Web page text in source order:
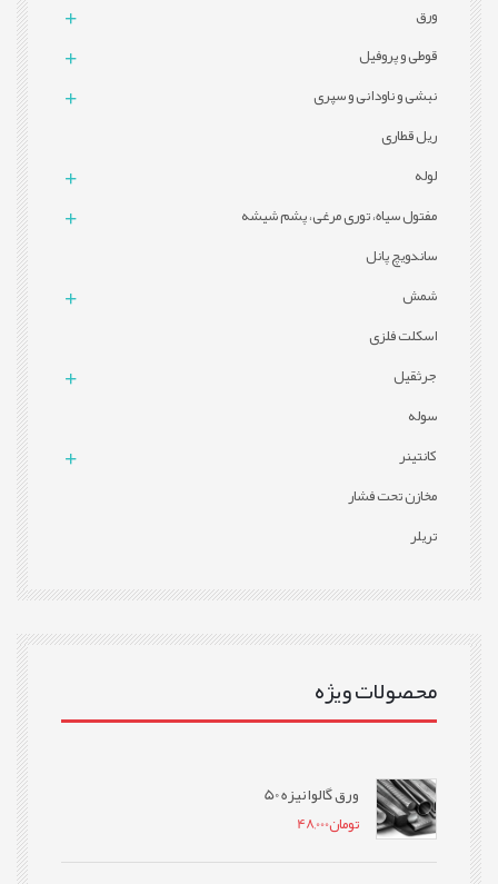
ورق
قوطی و پروفيل
نبشی و ناودانی و سپری
ریل قطاری
لوله
مفتول سیاه، توری مرغی، پشم شیشه
ساندویچ پانل
شمش
اسکلت فلزی
جرثقیل
سوله
کانتینر
مخازن تحت فشار
تریلر
محصولات ویژه
ورق گالوانیزه 50
تومان48,000